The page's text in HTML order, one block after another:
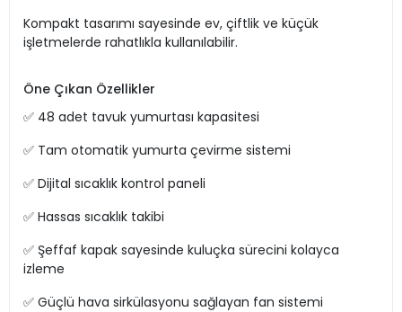
Kompakt tasarımı sayesinde ev, çiftlik ve küçük
işletmelerde rahatlıkla kullanılabilir.
Öne Çıkan Özellikler
✅ 48 adet tavuk yumurtası kapasitesi
✅ Tam otomatik yumurta çevirme sistemi
✅ Dijital sıcaklık kontrol paneli
✅ Hassas sıcaklık takibi
✅ Şeffaf kapak sayesinde kuluçka sürecini kolayca
izleme
✅ Güçlü hava sirkülasyonu sağlayan fan sistemi